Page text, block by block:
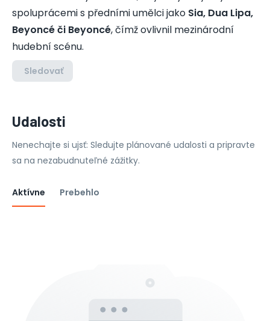
spoluprácemi s předními umělci jako Sia, Dua Lipa,
Beyoncé či Beyoncé, čímž ovlivnil mezinárodní
hudební scénu.
Sledovať
Udalosti
Nenechajte si ujsť: Sledujte plánované udalosti a pripravte
sa na nezabudnuteľné zážitky.
Aktívne Prebehlo